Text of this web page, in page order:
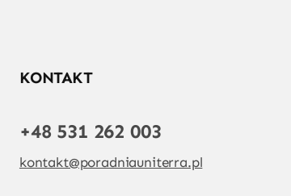
KONTAKT
+48 531 262 003
kontakt@poradniauniterra.pl